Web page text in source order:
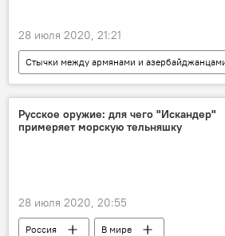
28 июля 2020, 21:21
Политика
Армения
Союз армян России
азербайджанцы
стычка
Русское оружие: для чего "Искандер"
примеряет морскую тельняшку
28 июля 2020, 20:55
Россия В мире